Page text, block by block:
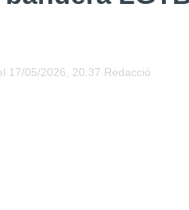
17/05/2026, 20:37 Redacció